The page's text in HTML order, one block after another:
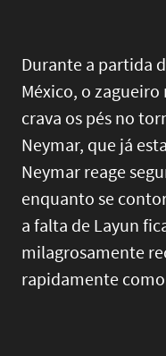
Durante a partida
México, o
crava os pés no
Neymar, que já
Neymar reage
enquanto se
a falta de Layun
milagrosamente
rapidamente